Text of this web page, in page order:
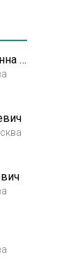
Абдулмаджидова Авиценна Саидбеговна